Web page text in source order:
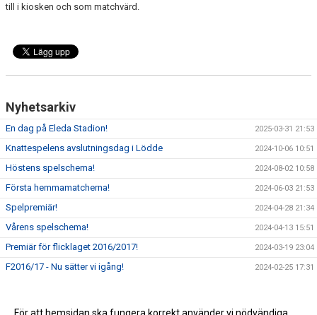
till i kiosken och som matchvärd.
Nyhetsarkiv
En dag på Eleda Stadion! 2025-03-31 21:53
Knattespelens avslutningsdag i Lödde 2024-10-06 10:51
Höstens spelschema! 2024-08-02 10:58
Första hemmamatcherna! 2024-06-03 21:53
Spelpremiär! 2024-04-28 21:34
Vårens spelschema! 2024-04-13 15:51
Premiär för flicklaget 2016/2017! 2024-03-19 23:04
F2016/17 - Nu sätter vi igång! 2024-02-25 17:31